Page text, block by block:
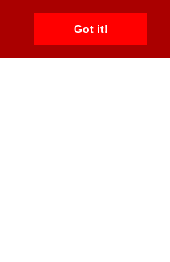
Got it!
Fale Conosco